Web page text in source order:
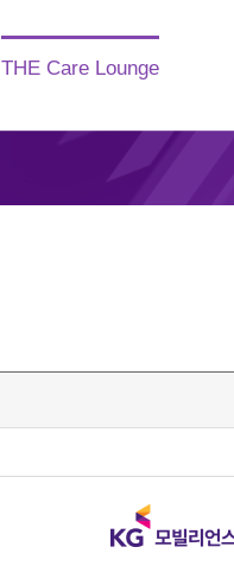
THE Care Lounge